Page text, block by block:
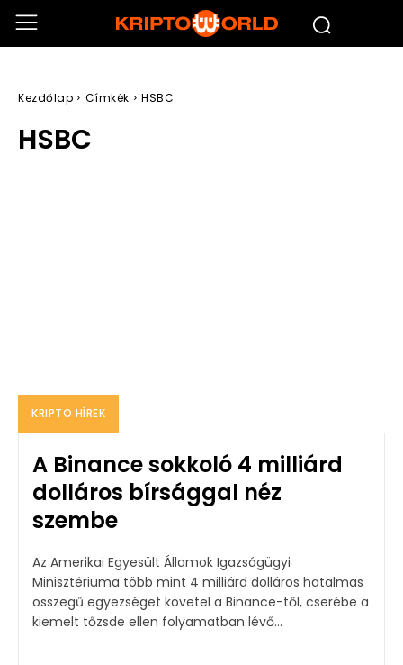
Kezdőlap Címkék HSBC
HSBC
KRIPTO HÍREK
A Binance sokkoló 4 milliárd
dolláros bírsággal néz
szembe
Az Amerikai Egyesült Államok Igazságügyi
Minisztériuma több mint 4 milliárd dolláros hatalmas
összegű egyezséget követel a Binance-től, cserébe a
kiemelt tőzsde ellen folyamatban lévő...